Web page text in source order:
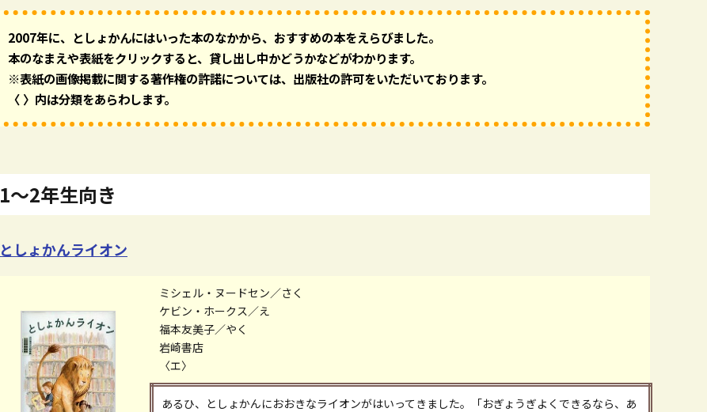
2007年に、としょかんにはいった本のなかから、おすすめの本をえらびました。
本のなまえや表紙をクリックすると、貸し出し中かどうかなどがわかります。
※表紙の画像掲載に関する著作権の許諾については、出版社の許可をいただいております。
〈 〉内は分類をあらわします。
1～2年生向き
としょかんライオン
ミシェル・ヌードセン／さく
ケビン・ホークス／え
福本友美子／やく
岩崎書店
〈エ〉
あるひ、としょかんにおおきなライオンがはいってきました。「おぎょうぎよくできるなら、あ